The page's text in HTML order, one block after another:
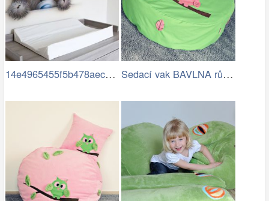
14e4965455f5b478aec84881a67a4e42.jpg Sedací vak BAVLNA růžová sova.jpg